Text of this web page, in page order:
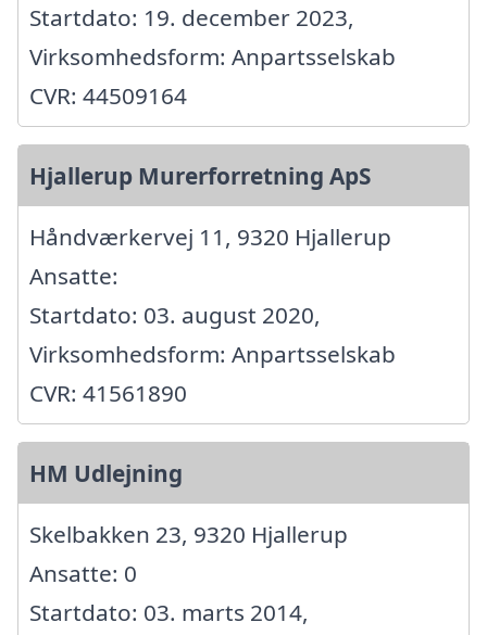
Startdato: 19. december 2023,
Virksomhedsform: Anpartsselskab
CVR: 44509164
Hjallerup Murerforretning ApS
Håndværkervej 11, 9320 Hjallerup
Ansatte:
Startdato: 03. august 2020,
Virksomhedsform: Anpartsselskab
CVR: 41561890
HM Udlejning
Skelbakken 23, 9320 Hjallerup
Ansatte: 0
Startdato: 03. marts 2014,